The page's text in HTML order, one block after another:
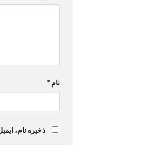
نام *
ذخیره نام،